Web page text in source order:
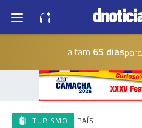
Faltam 65 dias
TURISMO PAÍS